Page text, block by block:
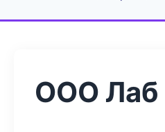
ООО